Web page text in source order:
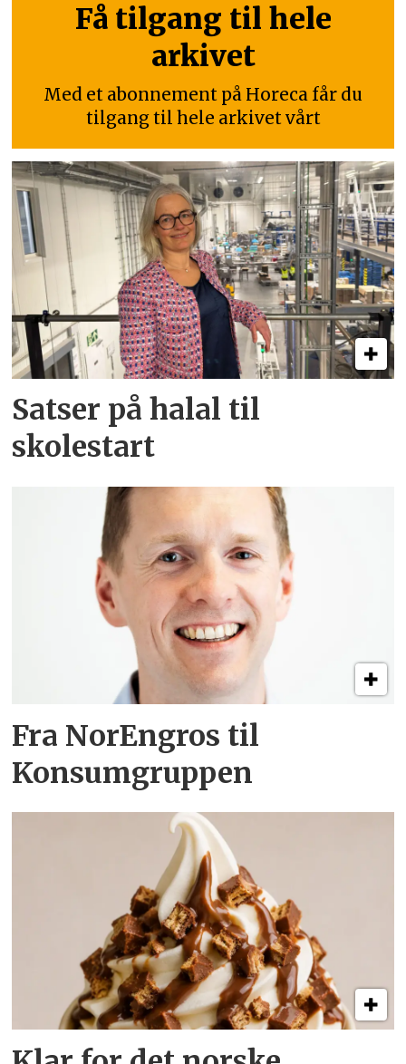
Få tilgang til hele
arkivet
Med et abonnement på Horeca får du
tilgang til hele arkivet vårt
Satser på halal til
skolestart
Fra NorEngros til
Konsumgruppen